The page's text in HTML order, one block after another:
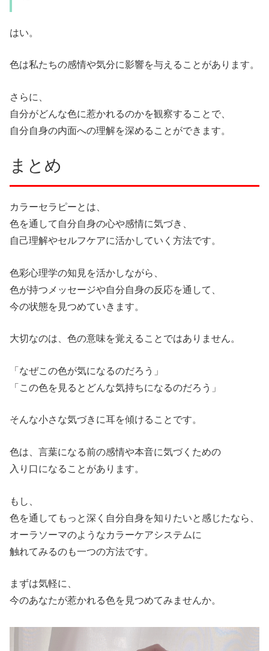
はい。
色は私たちの感情や気分に影響を与えることがあります。
さらに、
自分がどんな色に惹かれるのかを観察することで、
自分自身の内面への理解を深めることができます。
まとめ
カラーセラピーとは、
色を通して自分自身の心や感情に気づき、
自己理解やセルフケアに活かしていく方法です。
色彩心理学の知見を活かしながら、
色が持つメッセージや自分自身の反応を通して、
今の状態を見つめていきます。
大切なのは、色の意味を覚えることではありません。
「なぜこの色が気になるのだろう」
「この色を見るとどんな気持ちになるのだろう」
そんな小さな気づきに耳を傾けることです。
色は、言葉になる前の感情や本音に気づくための
入り口になることがあります。
もし、
色を通してもっと深く自分自身を知りたいと感じたなら、
オーラソーマのようなカラーケアシステムに
触れてみるのも一つの方法です。
まずは気軽に、
今のあなたが惹かれる色を見つめてみませんか。